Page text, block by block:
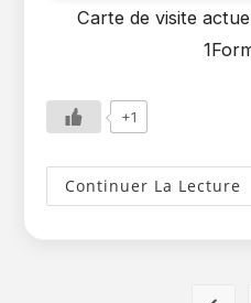
Carte de visite
+1
Continuer La Lecture